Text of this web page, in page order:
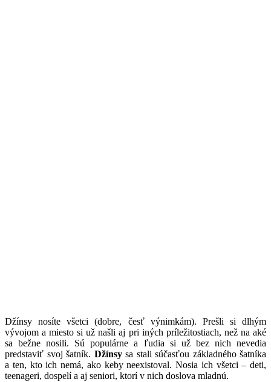
Džínsy nosíte všetci (dobre, česť výnimkám). Prešli si dlhým
vývojom a miesto si už našli aj pri iných príležitostiach, než na aké
sa bežne nosili. Sú populárne a ľudia si už bez nich nevedia
predstaviť svoj šatník. Džínsysa stali súčasťou základného šatníka
a ten, kto ich nemá, ako keby neexistoval. Nosia ich všetci – deti,
teenageri, dospelí a aj seniori, ktorí v nich doslova mladnú.